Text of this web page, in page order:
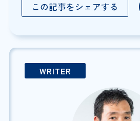
この記事をシェアする
WRITER